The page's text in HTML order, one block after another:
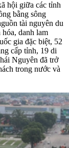
hội giữa các tỉnh
bằng sông
tài nguyên du
danh lam
gia đặc biệt, 52
cấp tỉnh, 19 di
Nguyên đã trở
trong nước và